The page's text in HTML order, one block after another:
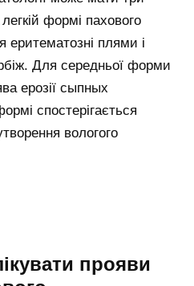
формі пахового
плями і
Для середньої форми
ерозії сыпных
спостерігається
вологого
прояви